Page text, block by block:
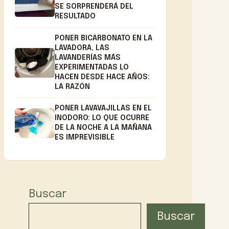
SE SORPRENDERÁ DEL
RESULTADO
PONER BICARBONATO EN LA
LAVADORA, LAS
LAVANDERÍAS MÁS
EXPERIMENTADAS LO
HACEN DESDE HACE AÑOS:
LA RAZÓN
PONER LAVAVAJILLAS EN EL
INODORO: LO QUE OCURRE
DE LA NOCHE A LA MAÑANA
ES IMPREVISIBLE
Buscar
Buscar